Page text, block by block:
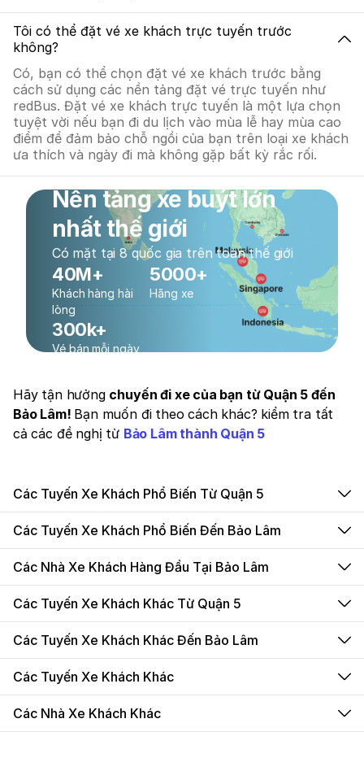
Tôi có thể đặt vé xe khách trực tuyến trước
không?
Có, bạn có thể chọn đặt vé xe khách trước bằng
cách sử dụng các nền tảng đặt vé trực tuyến như
redBus. Đặt vé xe khách trực tuyến là một lựa chọn
tuyệt vời nếu bạn đi du lịch vào mùa lễ hay mùa cao
điểm để đảm bảo chỗ ngồi của bạn trên loại xe khách
ưa thích và ngày đi mà không gặp bất kỳ rắc rối.
Nền tảng xe buýt lớn
nhất thế giới
Có mặt tại 8 quốc gia trên toàn thế giới
40M+
Khách hàng hài
lòng
5000+
Hãng xe
300k+
Vé bán mỗi ngày
Hãy tận hưởng chuyến đi xe của bạn từ Quận 5 đến
Bảo Lâm! Bạn muốn đi theo cách khác? kiểm tra tất
cả các đề nghị từ Bảo Lâm thành Quận 5
Các Tuyến Xe Khách Phổ Biến Từ Quận 5
Các Tuyến Xe Khách Phổ Biến Đến Bảo Lâm
Các Nhà Xe Khách Hàng Đầu Tại Bảo Lâm
Các Tuyến Xe Khách Khác Từ Quận 5
Các Tuyến Xe Khách Khác Đến Bảo Lâm
Các Tuyến Xe Khách Khác
Các Nhà Xe Khách Khác